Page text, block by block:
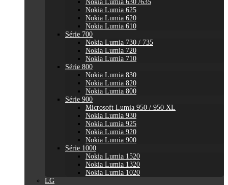
Nokia Lumia 630 /635
Nokia Lumia 625
Nokia Lumia 620
Nokia Lumia 610
Série 700
Nokia Lumia 730 / 735
Nokia Lumia 720
Nokia Lumia 710
Série 800
Nokia Lumia 830
Nokia Lumia 820
Nokia Lumia 800
Série 900
Microsoft Lumia 950 / 950 XL
Nokia Lumia 930
Nokia Lumia 925
Nokia Lumia 920
Nokia Lumia 900
Série 1000
Nokia Lumia 1520
Nokia Lumia 1320
Nokia Lumia 1020
LG